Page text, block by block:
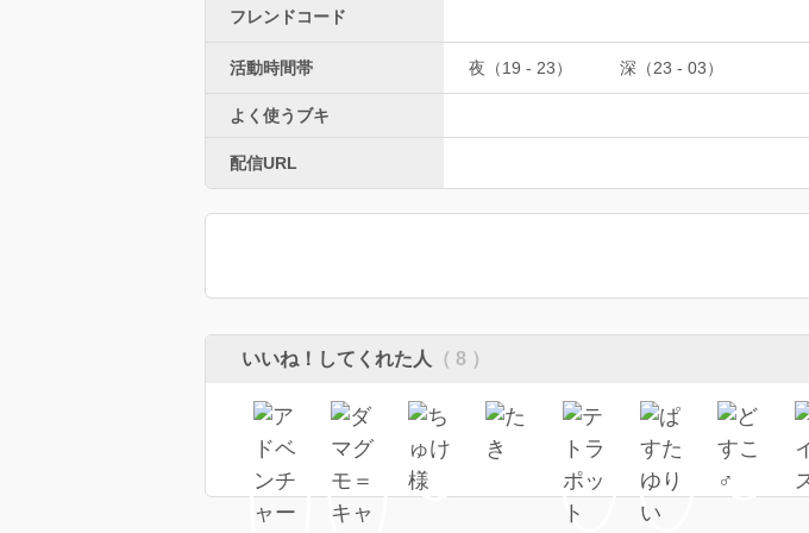
フレンドコード
活動時間帯 夜（19 - 23） 深（23 - 03）
よく使うブキ
配信URL
いいね！してくれた人 （ 8 ）